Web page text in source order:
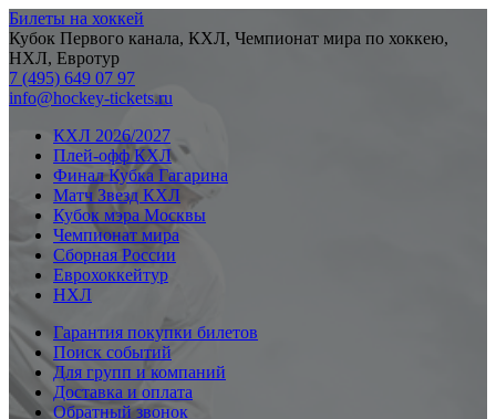
Билеты на хоккей
Кубок Первого канала, КХЛ, Чемпионат мира по хоккею,
НХЛ, Евротур
7 (495) 649 07 97
info@hockey-tickets.ru
КХЛ 2026/2027
Плей-офф КХЛ
Финал Кубка Гагарина
Матч Звезд КХЛ
Кубок мэра Москвы
Чемпионат мира
Сборная России
Еврохоккейтур
НХЛ
Гарантия покупки билетов
Поиск событий
Для групп и компаний
Доставка и оплата
Обратный звонок